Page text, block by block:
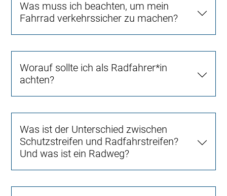
Was muss ich beachten, um mein
Fahrrad verkehrssicher zu machen?
Worauf sollte ich als Radfahrer*in
achten?
Was ist der Unterschied zwischen
Schutzstreifen und Radfahrstreifen?
Und was ist ein Radweg?